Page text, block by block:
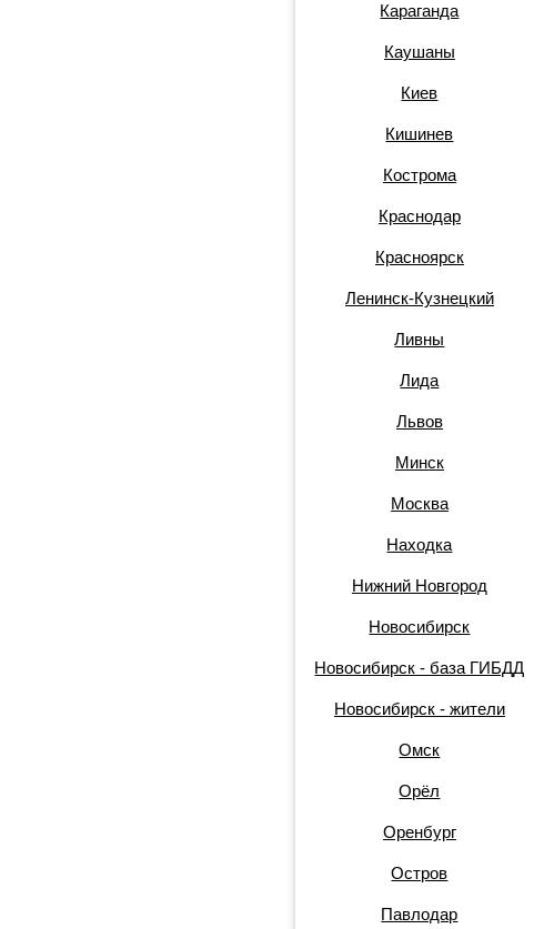
Караганда
Каушаны
Киев
Кишинев
Кострома
Краснодар
Красноярск
Ленинск-Кузнецкий
Ливны
Лида
Львов
Минск
Москва
Находка
Нижний Новгород
Новосибирск
Новосибирск - база ГИБДД
Новосибирск - жители
Омск
Орёл
Оренбург
Остров
Павлодар